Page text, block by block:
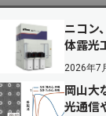
ニコン
体露光
2026年7
岡山大
光通信